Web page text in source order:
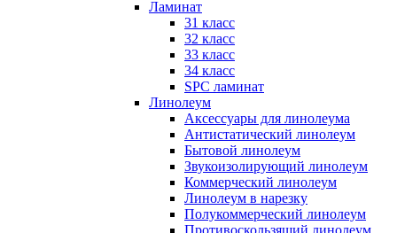
Ламинат
31 класс
32 класс
33 класс
34 класс
SPC ламинат
Линолеум
Аксессуары для линолеума
Антистатический линолеум
Бытовой линолеум
Звукоизолирующий линолеум
Коммерческий линолеум
Линолеум в нарезку
Полукоммерческий линолеум
Противоскользящий линолеум